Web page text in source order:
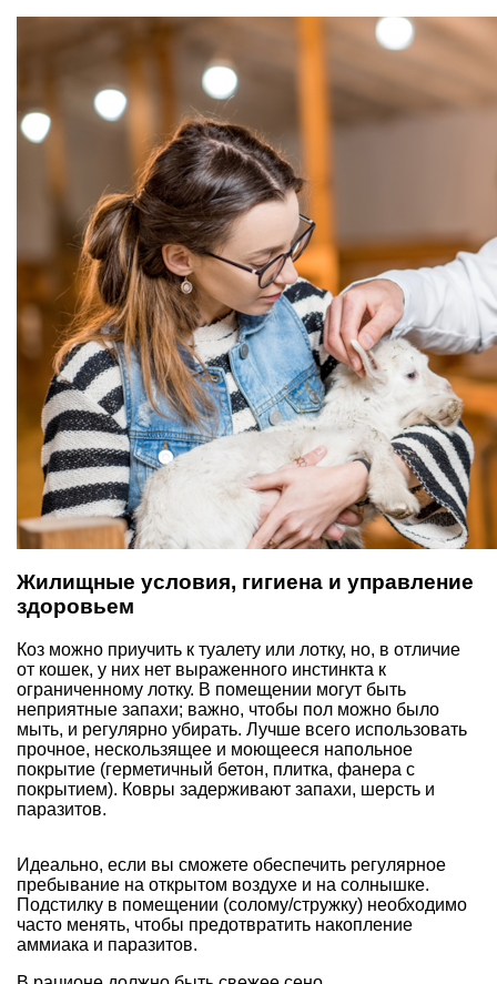
Жилищные условия, гигиена и управление
здоровьем
Коз можно приучить к туалету или лотку, но, в отличие
от кошек, у них нет выраженного инстинкта к
ограниченному лотку. В помещении могут быть
неприятные запахи; важно, чтобы пол можно было
мыть, и регулярно убирать. Лучше всего использовать
прочное, нескользящее и моющееся напольное
покрытие (герметичный бетон, плитка, фанера с
покрытием). Ковры задерживают запахи, шерсть и
паразитов.
Идеально, если вы сможете обеспечить регулярное
пребывание на открытом воздухе и на солнышке.
Подстилку в помещении (солому/стружку) необходимо
часто менять, чтобы предотвратить накопление
аммиака и паразитов.